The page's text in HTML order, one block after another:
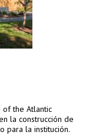
of the Atlantic
la construcción de
para la institución.